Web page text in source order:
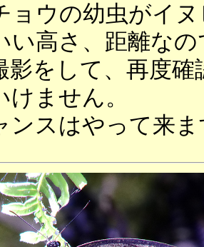
ョウの幼虫がイ
い高さ、距離な
影をして、再度
ません。
ンスはやって来